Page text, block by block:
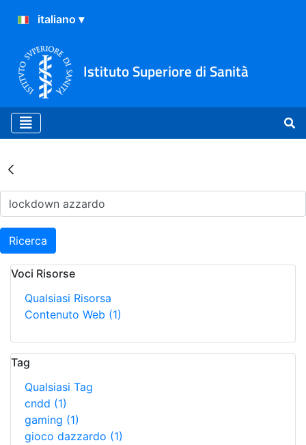
Istituto Superiore di Sanità
Risultati della Ricerca -
Ricerca
Voci Risorse
Qualsiasi Risorsa
Contenuto Web (1)
Tag
Qualsiasi Tag
cndd (1)
gaming (1)
gioco dazzardo (1)